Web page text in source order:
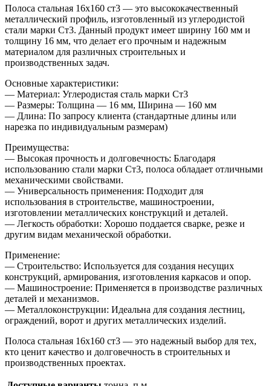
Полоса стальная 16х160 ст3 — это высококачественный
металлический профиль, изготовленный из углеродистой
стали марки Ст3. Данный продукт имеет ширину 160 мм и
толщину 16 мм, что делает его прочным и надежным
материалом для различных строительных и
производственных задач.
Основные характеристики:
— Материал: Углеродистая сталь марки Ст3
— Размеры: Толщина — 16 мм, Ширина — 160 мм
— Длина: По запросу клиента (стандартные длины или
нарезка по индивидуальным размерам)
Преимущества:
— Высокая прочность и долговечность: Благодаря
использованию стали марки Ст3, полоса обладает отличными
механическими свойствами.
— Универсальность применения: Подходит для
использования в строительстве, машиностроении,
изготовлении металлических конструкций и деталей.
— Легкость обработки: Хорошо поддается сварке, резке и
другим видам механической обработки.
Применение:
— Строительство: Используется для создания несущих
конструкций, армирования, изготовления каркасов и опор.
— Машиностроение: Применяется в производстве различных
деталей и механизмов.
— Металлоконструкции: Идеальна для создания лестниц,
ограждений, ворот и других металлических изделий.
Полоса стальная 16х160 ст3 — это надежный выбор для тех,
кто ценит качество и долговечность в строительных и
производственных проектах.